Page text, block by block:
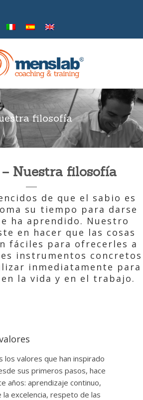
filosofía
Nuestra filosofía
de que el sabio es
su tiempo para darse
ha aprendido. Nuestro
en hacer que las cosas
fáciles para ofrecerles a
instrumentos concretos
inmediatamente para
la vida y en el trabajo.
los valores que han inspirado
sus primeros pasos, hace
años: aprendizaje continuo,
la excelencia, respeto de las